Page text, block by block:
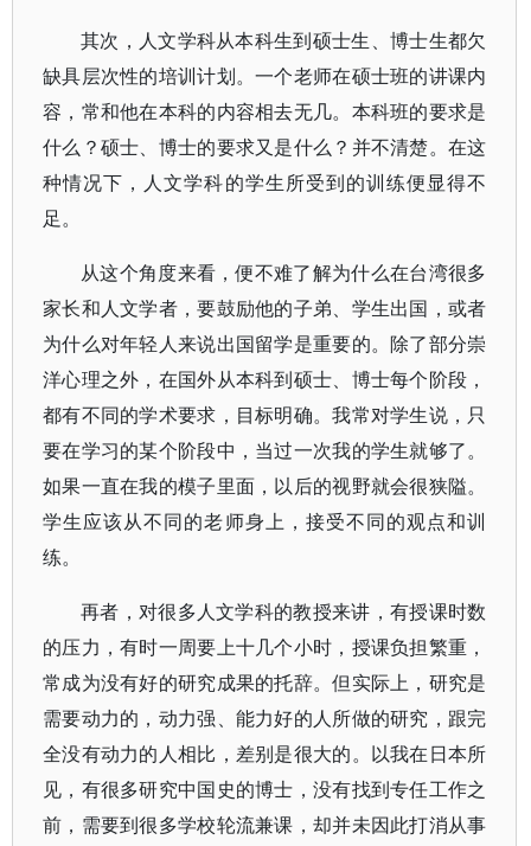
其次，人文学科从本科生到硕士生、博士生都欠
缺具层次性的培训计划。一个老师在硕士班的讲课内
容，常和他在本科的内容相去无几。本科班的要求是
什么？硕士、博士的要求又是什么？并不清楚。在这
种情况下，人文学科的学生所受到的训练便显得不
足。
从这个角度来看，便不难了解为什么在台湾很多
家长和人文学者，要鼓励他的子弟、学生出国，或者
为什么对年轻人来说出国留学是重要的。除了部分崇
洋心理之外，在国外从本科到硕士、博士每个阶段，
都有不同的学术要求，目标明确。我常对学生说，只
要在学习的某个阶段中，当过一次我的学生就够了。
如果一直在我的模子里面，以后的视野就会很狭隘。
学生应该从不同的老师身上，接受不同的观点和训
练。
再者，对很多人文学科的教授来讲，有授课时数
的压力，有时一周要上十几个小时，授课负担繁重，
常成为没有好的研究成果的托辞。但实际上，研究是
需要动力的，动力强、能力好的人所做的研究，跟完
全没有动力的人相比，差别是很大的。以我在日本所
见，有很多研究中国史的博士，没有找到专任工作之
前，需要到很多学校轮流兼课，却并未因此打消从事